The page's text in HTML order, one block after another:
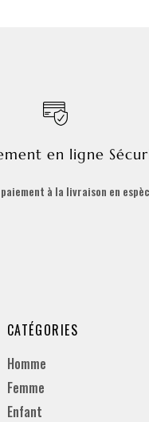
en ligne
à la livraison en
CATÉGORIES
Homme
Femme
Enfant